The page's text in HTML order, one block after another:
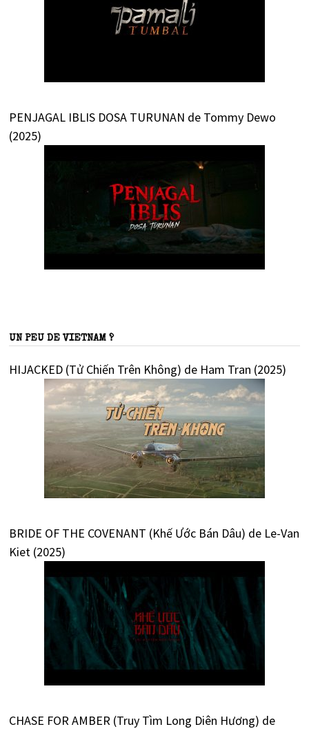
PENJAGAL IBLIS DOSA TURUNAN de Tommy Dewo
(2025)
UN PEU DE VIETNAM ?
HIJACKED (Tử Chiến Trên Không) de Ham Tran (2025)
BRIDE OF THE COVENANT (Khế Ước Bán Dâu) de Le-Van
Kiet (2025)
CHASE FOR AMBER (Truy Tìm Long Diên Hương) de